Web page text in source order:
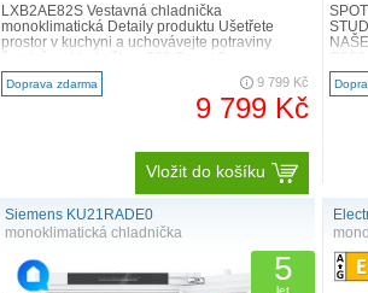
LXB2AE82S Vestavná chladnička
monoklimatická Detaily produktu Ušetřete
prostor v kuchyni a uchovávejte potraviny
Doprava zdarma 9 799 Kč
9 799 Kč
Vložit do košíku
Plo..
Siemens KU21RADE0
monoklimatická chladnička
5
let